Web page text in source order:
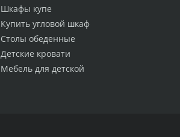
Шкафы купе
Купить угловой шкаф
Столы обеденные
Детские кровати
Мебель для детской